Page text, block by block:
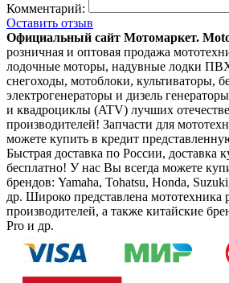
Комментарий:
Оставить отзыв
Официальный сайт Мотомаркет.
розничная и оптовая продажа
лодочные моторы, надувные лодки
снегоходы, мотоблоки, культиваторы,
электрогенераторы и дизель
и квадроциклы (ATV) лучших
производителей! Запчасти для
можете купить в кредит
Быстрая доставка по России, доставка
бесплатно! У нас Вы всегда можете
брендов: Yamaha, Tohatsu, Honda,
др. Широко представлена мототехника
производителей, а также китайские
Pro и др.